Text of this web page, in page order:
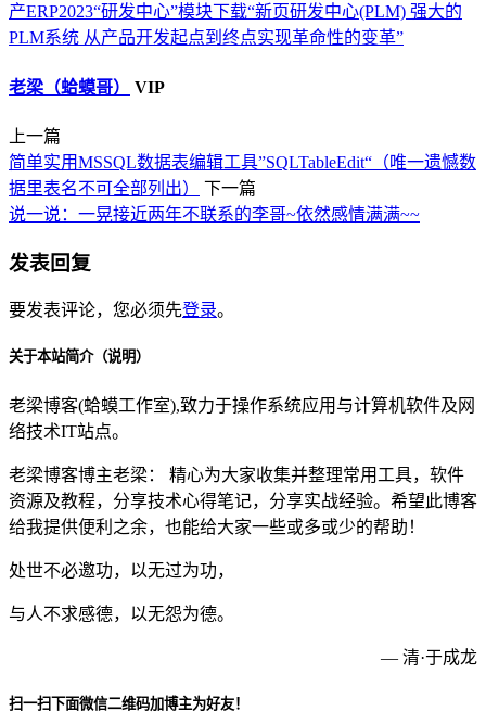
产ERP2023“研发中心”模块下载“新页研发中心(PLM) 强大的
PLM系统 从产品开发起点到终点实现革命性的变革”
老梁（蛤蟆哥） VIP
上一篇
简单实用MSSQL数据表编辑工具”SQLTableEdit“（唯一遗憾数
据里表名不可全部列出）
下一篇
说一说：一晃接近两年不联系的李哥~依然感情满满~~
发表回复
要发表评论，您必须先登录。
关于本站简介（说明）
老梁博客(蛤蟆工作室),致力于操作系统应用与计算机软件及网
络技术IT站点。
老梁博客博主老梁： 精心为大家收集并整理常用工具，软件
资源及教程，分享技术心得笔记，分享实战经验。希望此博客
给我提供便利之余，也能给大家一些或多或少的帮助！
处世不必邀功，以无过为功，
与人不求感德，以无怨为德。
— 清·于成龙
扫一扫下面微信二维码加博主为好友！